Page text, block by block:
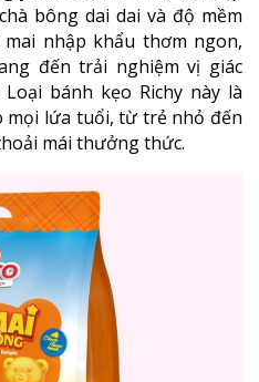
bông dai dai và độ mềm
nhập khẩu thơm ngon,
đến trải nghiệm vị giác
bánh kẹo Richy này là
mọi lứa tuổi, từ trẻ nhỏ đến
mái thưởng thức.